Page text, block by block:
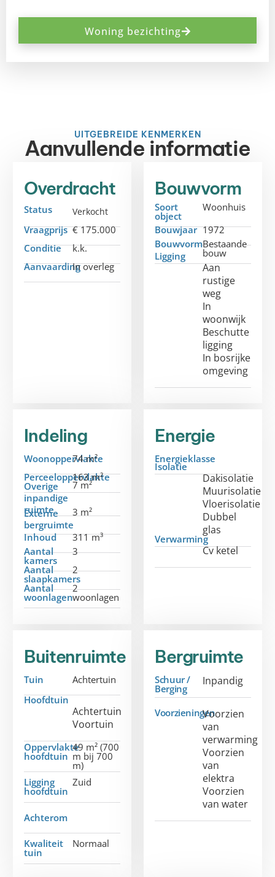
Woning bezichting
UITGEBREIDE KENMERKEN
Aanvullende informatie
Overdracht
Status Verkocht
Vraagprijs € 175.000
Conditie
k.k.
AanvaardingIn overleg
Bouwvorm
Soort
object
Woonhuis
Bouwjaar 1972
BouwvormBestaande
bouw
Ligging
Aan
rustige
weg
In
woonwijk
Beschutte
ligging
In bosrijke
omgeving
Indeling
Woonoppervlakte
74 m²
Perceeloppervlakte
163 m²
Overige
inpandige
ruimte
7 m²
Externe
bergruimte
3 m²
Inhoud
311 m³
Aantal
kamers
3
Aantal
slaapkamers
2
Aantal
woonlagen
2
woonlagen
Energie
Energieklasse
Isolatie
Dakisolatie
Muurisolatie
Vloerisolatie
Dubbel
glas
Verwarming
Cv ketel
Buitenruimte
Tuin
Achtertuin
Hoofdtuin
Achtertuin
Voortuin
Oppervlakte
hoofdtuin
49 m² (700
m bij 700
m)
Ligging
hoofdtuin
Zuid
Achterom
Kwaliteit
tuin
Normaal
Bergruimte
Schuur /
Berging
Inpandig
VoorzieningenVoorzien
van
verwarming
Voorzien
van
elektra
Voorzien
van water